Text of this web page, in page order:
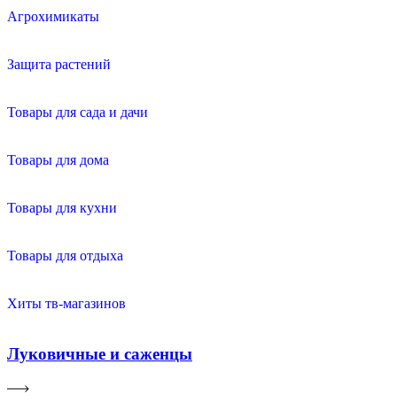
Агрохимикаты
Защита растений
Товары для сада и дачи
Товары для дома
Товары для кухни
Товары для отдыха
Хиты тв-магазинов
Луковичные и саженцы